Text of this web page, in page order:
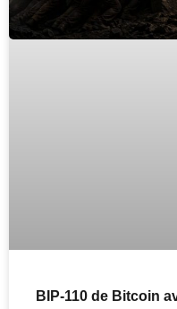
BIP-110 de Bitcoin